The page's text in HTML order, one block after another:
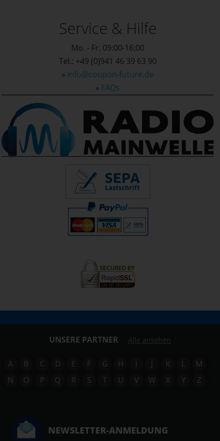
Service & Hilfe
Mo. - Fr. 09:00-16:00
Tel.: +49 (0)941 46 39 63 90
» info@coupon-future.de
» FAQs
UNSERE PARTNER Alle ansehen
A B C D E F G H I J K L
M
N
O P Q R S T U V W X Y Z
NEWSLETTER-ANMELDUNG